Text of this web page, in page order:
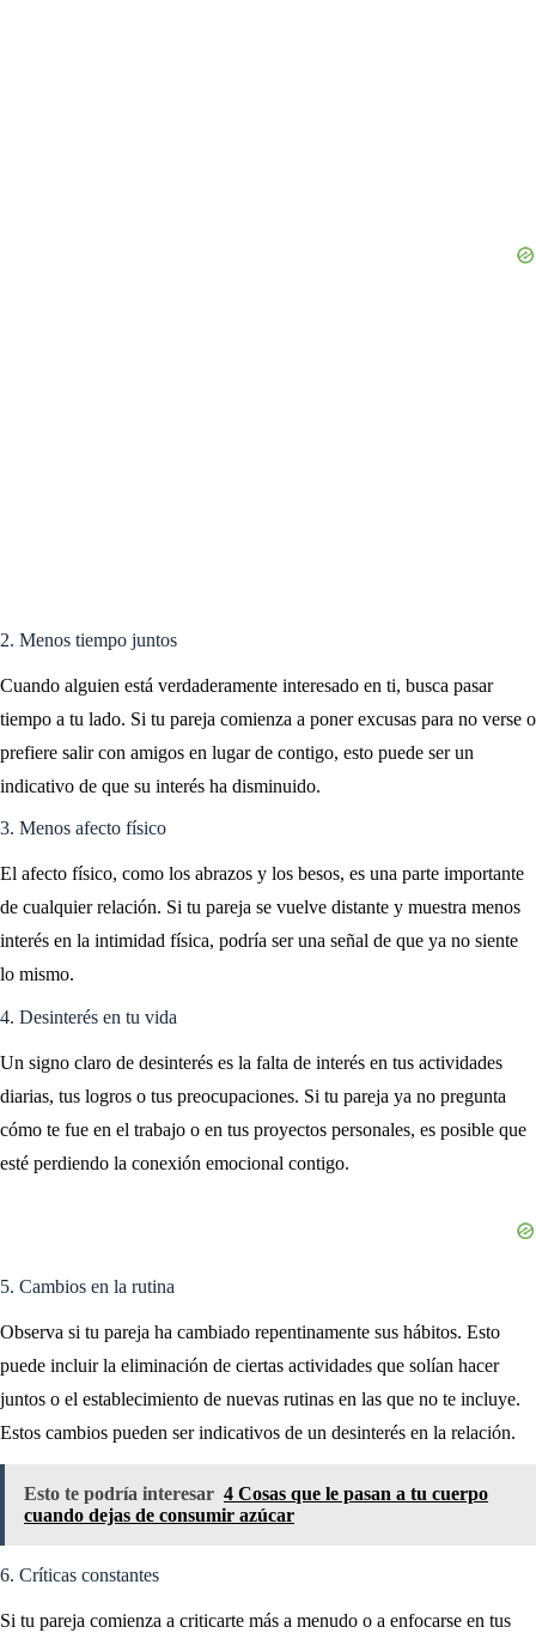
2. Menos tiempo juntos
Cuando alguien está verdaderamente interesado en ti, busca pasar
tiempo a tu lado. Si tu pareja comienza a poner excusas para no verse o
prefiere salir con amigos en lugar de contigo, esto puede ser un
indicativo de que su interés ha disminuido.
3. Menos afecto físico
El afecto físico, como los abrazos y los besos, es una parte importante
de cualquier relación. Si tu pareja se vuelve distante y muestra menos
interés en la intimidad física, podría ser una señal de que ya no siente
lo mismo.
4. Desinterés en tu vida
Un signo claro de desinterés es la falta de interés en tus actividades
diarias, tus logros o tus preocupaciones. Si tu pareja ya no pregunta
cómo te fue en el trabajo o en tus proyectos personales, es posible que
esté perdiendo la conexión emocional contigo.
5. Cambios en la rutina
Observa si tu pareja ha cambiado repentinamente sus hábitos. Esto
puede incluir la eliminación de ciertas actividades que solían hacer
juntos o el establecimiento de nuevas rutinas en las que no te incluye.
Estos cambios pueden ser indicativos de un desinterés en la relación.
Esto te podría interesar 4 Cosas que le pasan a tu cuerpo
cuando dejas de consumir azúcar
6. Críticas constantes
Si tu pareja comienza a criticarte más a menudo o a enfocarse en tus